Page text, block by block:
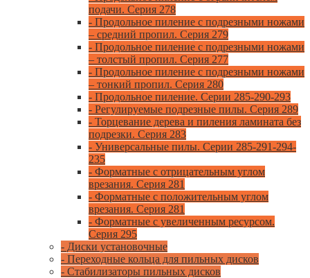
подачи. Серия 278
- Продольное пиление с подрезными ножами
– средний пропил. Серия 279
- Продольное пиление с подрезными ножами
– толстый пропил. Серия 277
- Продольное пиление с подрезными ножами
– тонкий пропил. Серия 280
- Продольное пиление. Серии 285-290-293
- Регулируемые подрезные пилы. Серия 289
- Торцевание дерева и пиления ламината без
подрезки. Серия 283
- Универсальные пилы. Серии 285-291-294-
235
- Форматные с отрицательным углом
врезания. Серия 281
- Форматные с положительным углом
врезания. Серия 281
- Форматные с увеличенным ресурсом.
Серия 295
- Диски установочные
- Переходные кольца для пильных дисков
- Стабилизаторы пильных дисков